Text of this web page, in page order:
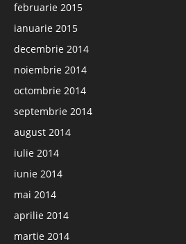
februarie 2015
ianuarie 2015
decembrie 2014
noiembrie 2014
octombrie 2014
septembrie 2014
august 2014
iulie 2014
iunie 2014
mai 2014
aprilie 2014
martie 2014